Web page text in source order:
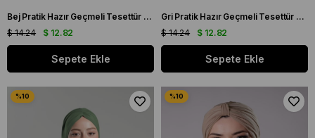
Bej Pratik Hazır Geçmeli Tesettür Bone Sandy Kumaş Üç Çapraz 1803_12
$ 12.82
$ 14.24
Sepete Ekle
Gri Pratik Hazır Geçmeli Tesettür Bone Sandy Kumaş Üç Çapraz 1803_15
$ 12.82
$ 14.24
Sepete Ekle